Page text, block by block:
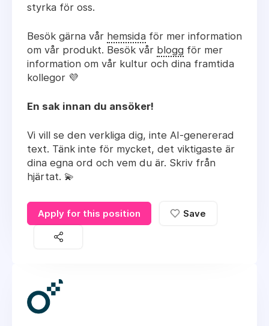
styrka för oss.
Besök gärna vår hemsida för mer information
om vår produkt. Besök vår blogg för mer
information om vår kultur och dina framtida
kollegor 💜
En sak innan du ansöker!
Vi vill se den verkliga dig, inte AI-genererad
text. Tänk inte för mycket, det viktigaste är
dina egna ord och vem du är. Skriv från
hjärtat. 💫
Apply for this position Save